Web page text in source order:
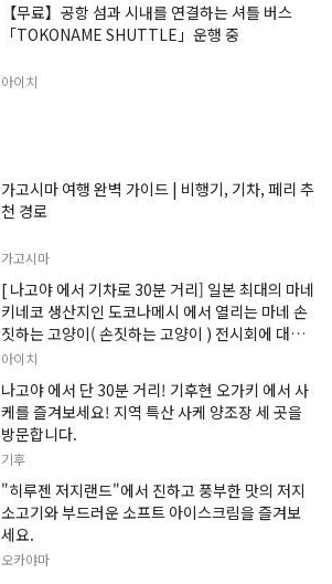
【무료】공항 섬과 시내를 연결하는 셔틀 버스
「TOKONAME SHUTTLE」운행 중
아이치
가고시마 여행 완벽 가이드 | 비행기, 기차, 페리 추
천 경로
가고시마
[ 나고야 에서 기차로 30분 거리] 일본 최대의 마네
키네코 생산지인 도코나메시 에서 열리는 마네 손
짓하는 고양이( 손짓하는 고양이 ) 전시회에 대한
정보입니다.
아이치
나고야 에서 단 30분 거리! 기후현 오가키 에서 사
케를 즐겨보세요! 지역 특산 사케 양조장 세 곳을
방문합니다.
기후
"히루젠 저지랜드"에서 진하고 풍부한 맛의 저지
소고기와 부드러운 소프트 아이스크림을 즐겨보
세요.
오카야마